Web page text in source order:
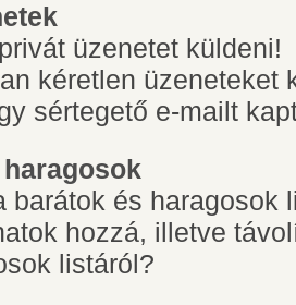
üzenetet küldeni!
kéretlen üzeneteket
sértegető e-mailt
barátok és haragosok
hozzá, illetve
listáról?